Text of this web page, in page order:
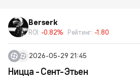
Berserk
ROI: -0.82% Рейтинг: -1.80
2026-05-29 21:45
Ницца - Сент-Этьен